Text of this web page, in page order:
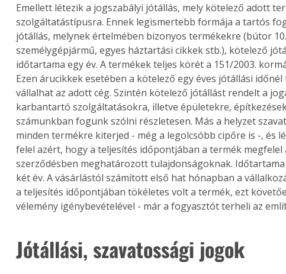
Emellett létezik a jogszabályi jótállás, mely kötelező adott
szolgáltatástípusra. Ennek legismertebb formája a tartós
jótállás, melynek értelmében bizonyos termékekre (bútor
személygépjármű, egyes háztartási cikkek stb.), kötelező
időtartama egy év. A termékek teljes körét a 151/2003.
Ezen árucikkek esetében a kötelező egy éves jótállási
vállalhat az adott cég. Szintén kötelező jótállást rendelt a
karbantartó szolgáltatásokra, illetve épületekre,
számunkban fogunk szólni részletesen. Más a helyzet
minden termékre kiterjed - még a legolcsóbb cipőre is -, és
felel azért, hogy a teljesítés időpontjában a termék megfelel
szerződésben meghatározott tulajdonságoknak.
két év. A vásárlástól számított első hat hónapban a
a teljesítés időpontjában tökéletes volt a termék, ezt
vélemény igénybevételével - már a fogyasztót terheli az
Jótállási, szavatossági jogok